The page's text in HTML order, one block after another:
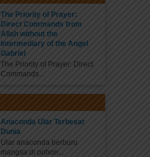
The Priority of Prayer:
Direct Commands from
Allah without the
Intermediary of the Angel
Gabriel
The Priority of Prayer: Direct
Commands...
Anaconda Ular Terbesar
Dunia
Ular anaconda berburu
mangsa di pohon...